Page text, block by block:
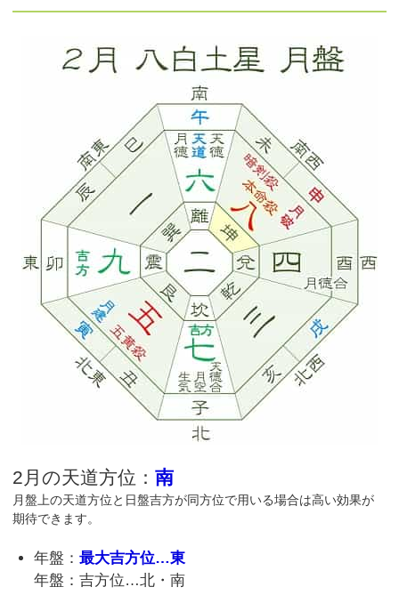
2月の天道方位：南
月盤上の天道方位と日盤吉方が同方位で用いる場合は高い効果が
期待できます。
年盤：最大吉方位…東
年盤：吉方位…北・南